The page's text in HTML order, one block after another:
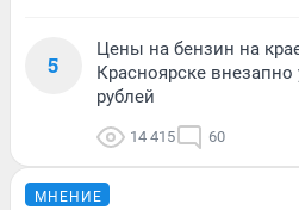
5
Цены на бензин на
Красноярске
рублей
14 415 60
МНЕНИЕ